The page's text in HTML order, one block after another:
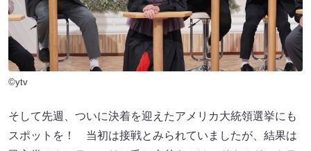
©ytv
そして先週、ついに決着を迎えたアメリカ大統領選挙にも
スポットを！ 当初は接戦とみられていましたが、結果は